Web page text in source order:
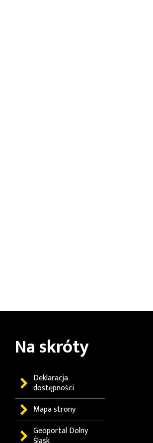
Na skróty
Deklaracja
dostępności
Mapa strony
GeoportalDolny